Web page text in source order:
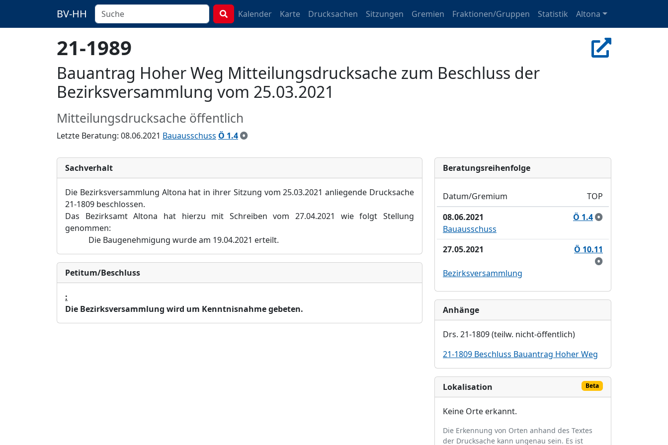
BV-HH Kalender Karte Drucksachen Sitzungen Gremien Fraktionen/Gruppen Statistik Altona
21-1989
Bauantrag Hoher Weg Mitteilungsdrucksache zum Beschluss der
Bezirksversammlung vom 25.03.2021
Mitteilungsdrucksache öffentlich
Letzte Beratung: 08.06.2021 Bauausschuss Ö 1.4
Sachverhalt
Die Bezirksversammlung Altona hat in ihrer Sitzung vom 25.03.2021 anliegende Drucksache
21-1809 beschlossen.
Das Bezirksamt Altona hat hierzu mit Schreiben vom 27.04.2021 wie folgt Stellung
genommen:
Die Baugenehmigung wurde am 19.04.2021 erteilt.
Petitum/Beschluss
:
Die Bezirksversammlung wird um Kenntnisnahme gebeten.
Bera­tungs­reihen­folge
Datum/Gremium
TOP
08.06.2021
Ö 1.4
Bauausschuss
27.05.2021
Ö 10.11
Bezirksversammlung
Anhänge
Drs. 21-1809 (teilw. nicht-öffentlich)
21-1809 Beschluss Bauantrag Hoher Weg
Lokalisation Beta
Keine Orte erkannt.
Die Erkennung von Orten anhand des Textes
der Drucksache kann ungenau sein. Es ist